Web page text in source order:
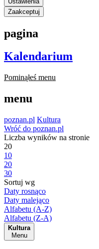
Zaakceptuj
pagina
Kalendarium
Pominąłeś menu
menu
poznan.pl Kultura
Wróć do poznan.pl
Liczba wyników na stronie
20
10
20
30
Sortuj wg
Daty rosnąco
Daty malejąco
Alfabetu (A-Z)
Alfabetu (Z-A)
Kultura
Menu